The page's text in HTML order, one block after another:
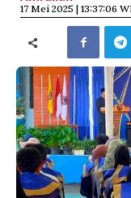
​17 Mei 2025 | 13:37:06